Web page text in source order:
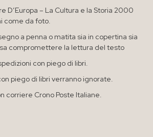
D’Europa – La Cultura e la Storia 2000
come da foto.
a penna o matita sia in copertina sia
compromettere la lettura del testo
con piego di libri.
piego di libri verranno ignorate.
corriere Crono Poste Italiane.